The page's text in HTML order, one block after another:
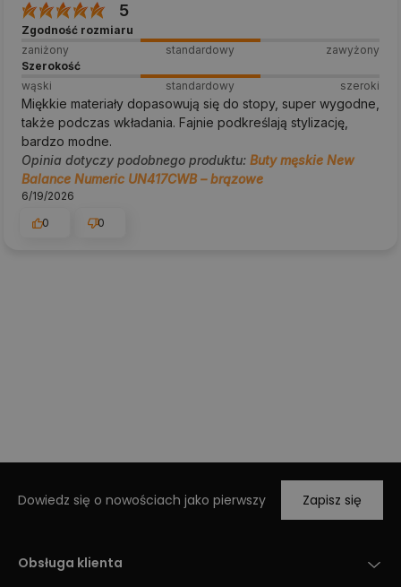
5
Zgodność rozmiaru
zaniżony
standardowy
zawyżony
Szerokość
wąski
standardowy szeroki
Miękkie materiały dopasowują się do stopy, super wygodne,
także podczas wkładania. Fajnie podkreślają stylizację,
bardzo modne.
Opinia dotyczy podobnego produktu: Buty męskie New
Balance Numeric UN417CWB – brązowe
6/19/2026
0
0
Dowiedz się o nowościach jako pierwszy Zapisz się
Obsługa klienta